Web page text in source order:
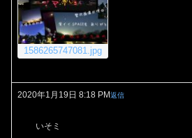
1586265747081.jpg
2020年1月19日 8:18 PM返信
いそミ